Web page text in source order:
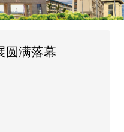
圆满落幕